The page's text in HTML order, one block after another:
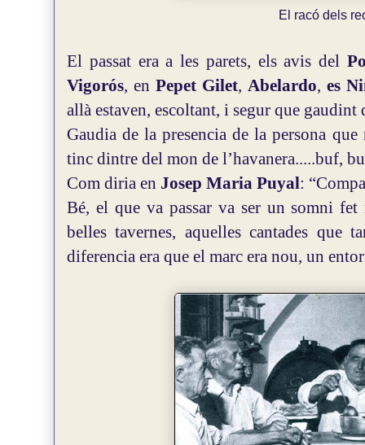
El racó dels
El passat era a les parets, els avis del
Vigorós, en Pepet Gilet, Abelardo, es
allà estaven, escoltant, i segur que gaudint
Gaudia de la presencia de la persona
tinc dintre del mon de l’havanera.....buf,
Com diria en Josep Maria Puyal:
Bé, el que va passar va ser un somni
belles tavernes, aquelles cantades que
diferencia era que el marc era nou, un